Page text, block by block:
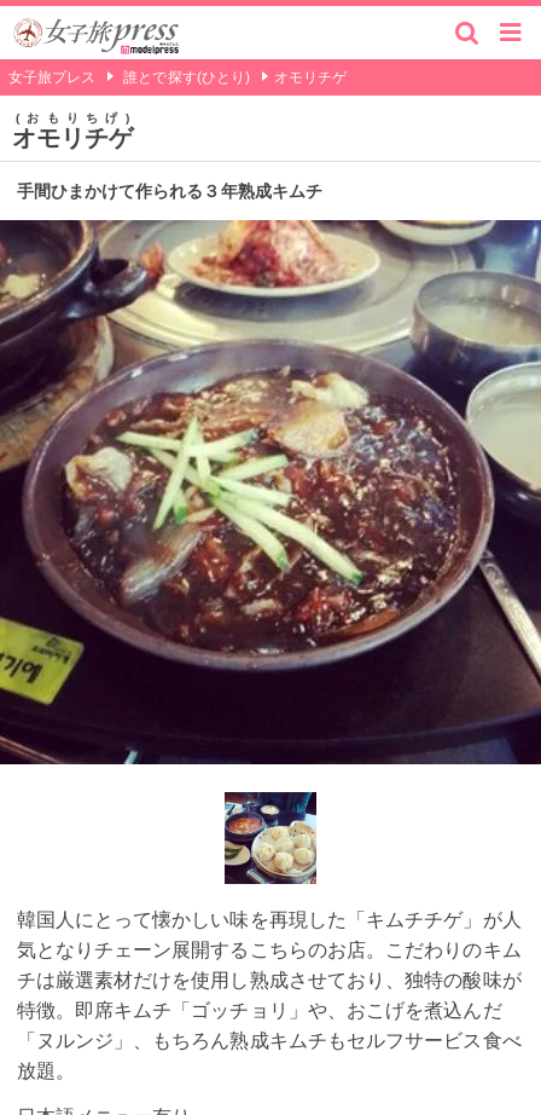
女子旅プレス 誰とで探す(ひとり) オモリチゲ
オモリチゲ
おもりちげ
手間ひまかけて作られる３年熟成キムチ
韓国人にとって懐かしい味を再現した「キムチチゲ」が人
気となりチェーン展開するこちらのお店。こだわりのキム
チは厳選素材だけを使用し熟成させており、独特の酸味が
特徴。即席キムチ「ゴッチョリ」や、おこげを煮込んだ
「ヌルンジ」、もちろん熟成キムチもセルフサービス食べ
放題。